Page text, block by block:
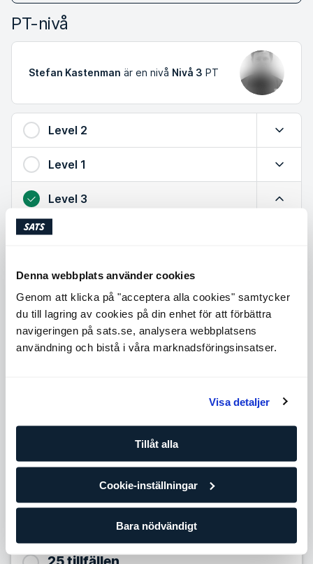
Denna webbplats använder cookies
Genom att klicka på "acceptera alla cookies" samtycker
du till lagring av cookies på din enhet för att förbättra
navigeringen på sats.se, analysera webbplatsens
användning och bistå i våra marknadsföringsinsatser.
Visa detaljer
Tillåt alla
Cookie-inställningar
Bara nödvändigt
PT-nivå
Stefan Kastenman är en nivå Nivå 3 PT
Level 2
Level 1
Level 3
Utökad kunskap om säker träning, effektiva övningar
Ytterligare kompetens såsom kost, hälsa och livsstil
Ett bra val om du vill ha bred erfarenhet och kunskap
Level 4
och träningsplan. Om du redan tränar regelmässigt på egen
hand eller på gruppträningsklasser är det här paketet för